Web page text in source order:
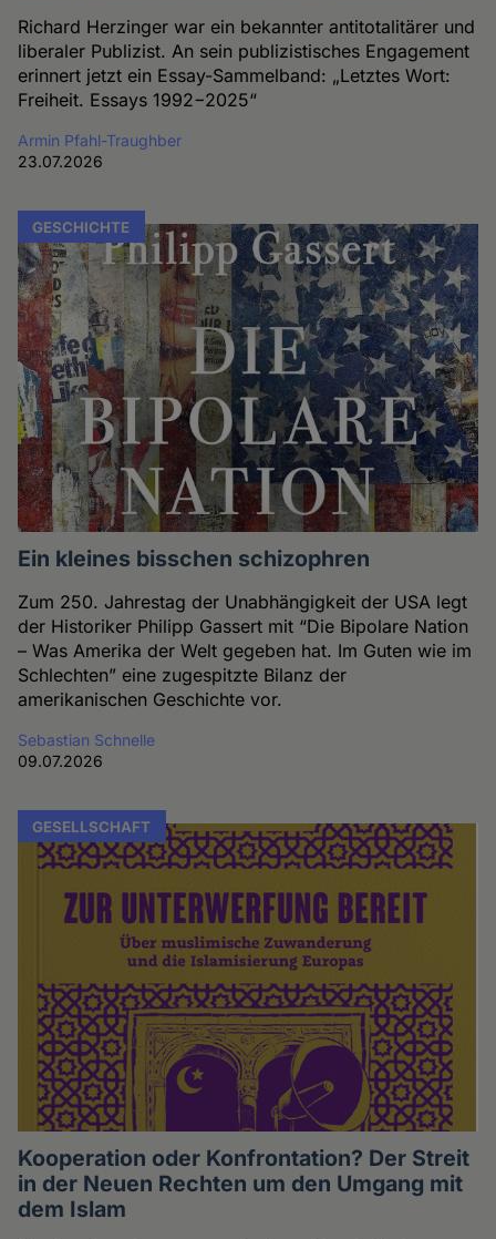
Richard Herzinger war ein bekannter antitotalitärer und
liberaler Publizist. An sein publizistisches Engagement
erinnert jetzt ein Essay-Sammelband: „Letztes Wort:
Freiheit. Essays 1992−2025“
Armin Pfahl-Traughber
23.07.2026
GESCHICHTE
Ein kleines bisschen schizophren
Zum 250. Jahrestag der Unabhängigkeit der USA legt
der Historiker Philipp Gassert mit “Die Bipolare Nation
– Was Amerika der Welt gegeben hat. Im Guten wie im
Schlechten” eine zugespitzte Bilanz der
amerikanischen Geschichte vor.
Sebastian Schnelle
09.07.2026
GESELLSCHAFT
Kooperation oder Konfrontation? Der Streit
in der Neuen Rechten um den Umgang mit
dem Islam